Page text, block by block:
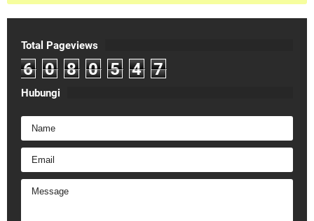
Total Pageviews
6 0 8 0 5 4 7
Hubungi